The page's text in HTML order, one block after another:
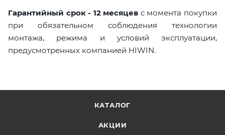
Гарантийный срок - 12 месяцев с момента покупки
при обязательном соблюдения технологии
монтажа, режима и условий эксплуатации,
предусмотренных компанией HIWIN.
КАТАЛОГ
АКЦИИ